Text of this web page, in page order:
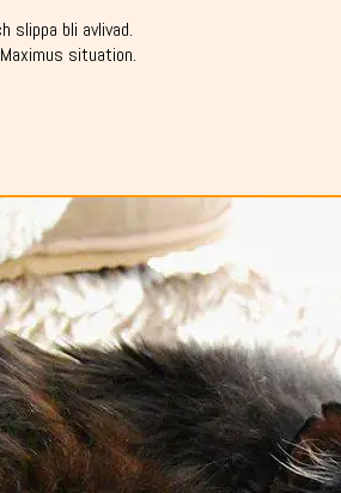
slippa bli avlivad.
situation.